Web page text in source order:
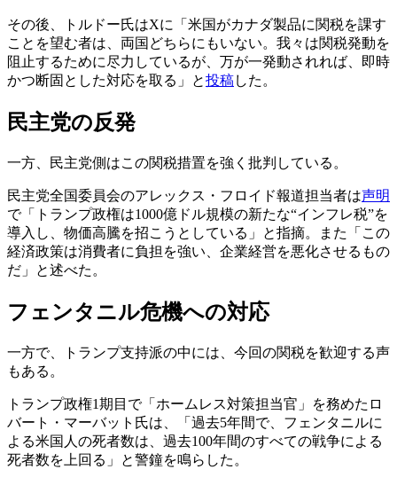
その後、トルドー氏はXに「米国がカナダ製品に関税を課す
ことを望む者は、両国どちらにもいない。我々は関税発動を
阻止するために尽力しているが、万が一発動されれば、即時
かつ断固とした対応を取る」と投稿した。
民主党の反発
一方、民主党側はこの関税措置を強く批判している。
民主党全国委員会のアレックス・フロイド報道担当者は声明
で「トランプ政権は1000億ドル規模の新たな“インフレ税”を
導入し、物価高騰を招こうとしている」と指摘。また「この
経済政策は消費者に負担を強い、企業経営を悪化させるもの
だ」と述べた。
フェンタニル危機への対応
一方で、トランプ支持派の中には、今回の関税を歓迎する声
もある。
トランプ政権1期目で「ホームレス対策担当官」を務めたロ
バート・マーバット氏は、「過去5年間で、フェンタニルに
よる米国人の死者数は、過去100年間のすべての戦争による
死者数を上回る」と警鐘を鳴らした。